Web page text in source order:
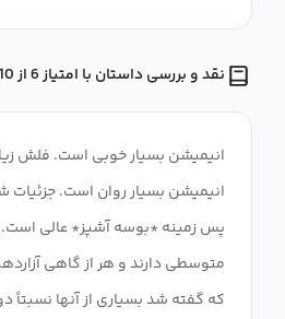
نقد و بررسی داستان با امتیاز 6 از 10
انیمیشن بسیار خوبی است. فلش
انیمیشن بسیار روان است.
پس زمینه *بوسه آشپز* عالی است.
متوسطی دارند و هر از گاهی
که گفته شد بسیاری از آنها